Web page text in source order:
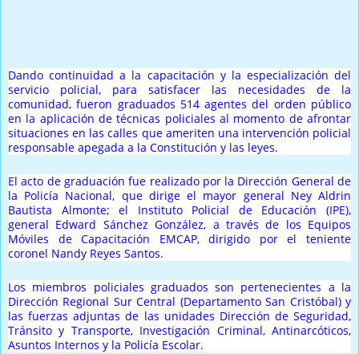
Dando continuidad a la capacitación y la especialización del
servicio policial, para satisfacer las necesidades de la
comunidad, fueron graduados 514 agentes del orden público
en la aplicación de técnicas policiales al momento de afrontar
situaciones en las calles que ameriten una intervención policial
responsable apegada a la Constitución y las leyes.
El acto de graduación fue realizado por la Dirección General de
la Policía Nacional, que dirige el mayor general Ney Aldrin
Bautista Almonte; el Instituto Policial de Educación (IPE),
general Edward Sánchez González, a través de los Equipos
Móviles de Capacitación EMCAP, dirigido por el teniente
coronel Nandy Reyes Santos.
Los miembros policiales graduados son pertenecientes a la
Dirección Regional Sur Central (Departamento San Cristóbal) y
las fuerzas adjuntas de las unidades Dirección de Seguridad,
Tránsito y Transporte, Investigación Criminal, Antinarcóticos,
Asuntos Internos y la Policía Escolar.